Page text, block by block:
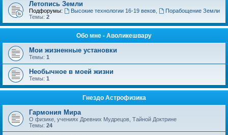
Летопись Земли
Подфорумы: Высокие технологии 16-19 веков,
Порабощение Земли
Темы: 2
Обо мне - Аволикешвару
Мои жизненные установки
Темы: 1
Необычное в моей жизни
Темы: 1
Гнездо Астрофизика
Гармония Мира
О физике, учениях Древних Мудрецов, Тайной Доктрине
Темы: 24